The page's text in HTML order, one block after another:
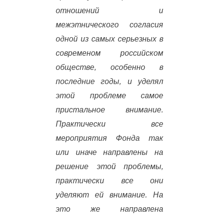
отношений и
межэтнического согласия
одной из самых серьезных в
современом российском
обществе, особенно в
последние годы, и уделял
этой проблеме самое
пристальное внимание.
Практически все
мероприятия Фонда так
или иначе направлены на
решение этой проблемы,
практически все они
уделяют ей внимание. На
это же направлена